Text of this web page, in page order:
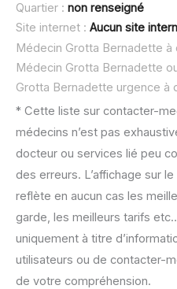
Quartier : non renseigné
Site internet : Aucun site
Médecin Grotta Bernadette à
Médecin Grotta Bernadette
Grotta Bernadette urgence à
* Cette liste sur contacter-
médecins n’est pas
docteur ou services lié peu
des erreurs. L’affichage sur
reflète en aucun cas les
garde, les meilleurs tarifs
uniquement à titre
utilisateurs ou de contacter-
de votre compréhension.